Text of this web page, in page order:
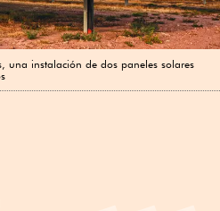
una instalación de dos paneles solares